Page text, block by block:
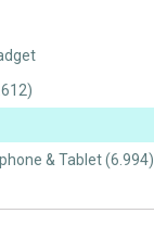
& Tablet(6.994)